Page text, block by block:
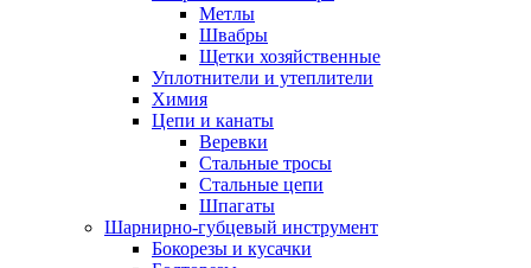
Метлы
Швабры
Щетки хозяйственные
Уплотнители и утеплители
Химия
Цепи и канаты
Веревки
Стальные тросы
Стальные цепи
Шпагаты
Шарнирно-губцевый инструмент
Бокорезы и кусачки